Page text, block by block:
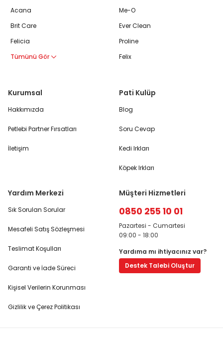
Acana
Brit Care
Felicia
Tümünü Gör
Me-O
Ever Clean
Proline
Felix
Kurumsal
Hakkımızda
Petlebi Partner Fırsatları
İletişim
Pati Kulüp
Blog
Soru Cevap
Kedi Irkları
Köpek Irkları
Yardım Merkezi
Sık Sorulan Sorular
Mesafeli Satış Sözleşmesi
Teslimat Koşulları
Garanti ve İade Süreci
Kişisel Verilerin Korunması
Gizlilik ve Çerez Politikası
Müşteri Hizmetleri
0850 255 10 01
Pazartesi - Cumartesi
09:00 - 18:00
Yardıma mı ihtiyacınız var?
Destek Talebi Oluştur